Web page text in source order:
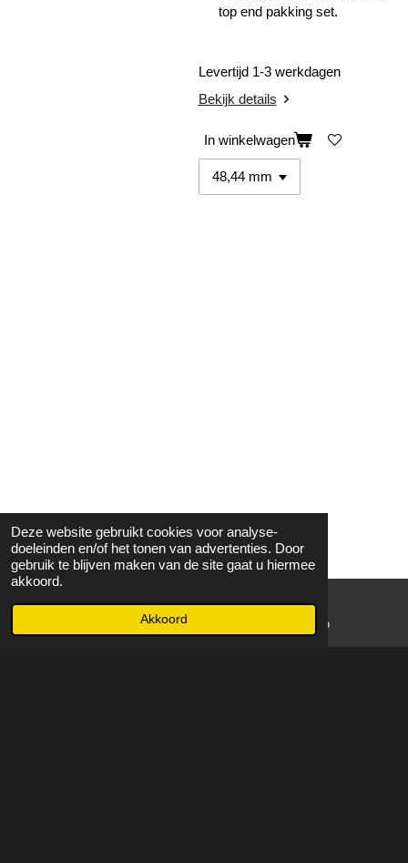
Deze website gebruikt cookies voor analyse-
doeleinden en/of het tonen van advertenties. Door
gebruik te blijven maken van de site gaat u hiermee
akkoord.
Akkoord
top end pakking set.
Levertijd 1-3 werkdagen
Bekijk details
In winkelwagen
WhatsApp